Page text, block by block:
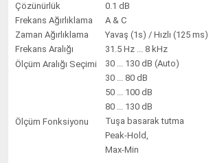
Çözünürlük
0.1 dB
Frekans Ağırlıklama
A & C
Zaman Ağırlıklama
Yavaş (1s) / Hızlı (125 ms)
Frekans Aralığı
31.5 Hz ... 8 kHz
Ölçüm Aralığı Seçimi
30 ... 130 dB (Auto)
30 ... 80 dB
50 ... 100 dB
80 ... 130 dB
Ölçüm Fonksiyonu
Tuşa basarak tutma
Peak-Hold,
Max-Min